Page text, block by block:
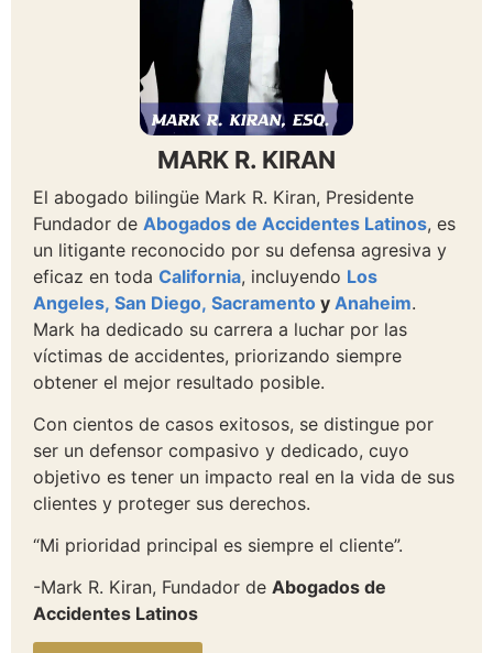
MARK R. KIRAN
El abogado bilingüe Mark R. Kiran, Presidente
Fundador de Abogados de Accidentes Latinos, es
un litigante reconocido por su defensa agresiva y
eficaz en toda California, incluyendo Los
Angeles, San Diego, Sacramento y Anaheim.
Mark ha dedicado su carrera a luchar por las
víctimas de accidentes, priorizando siempre
obtener el mejor resultado posible.
Con cientos de casos exitosos, se distingue por
ser un defensor compasivo y dedicado, cuyo
objetivo es tener un impacto real en la vida de sus
clientes y proteger sus derechos.
“Mi prioridad principal es siempre el cliente”.
-Mark R. Kiran, Fundador de Abogados de
Accidentes Latinos